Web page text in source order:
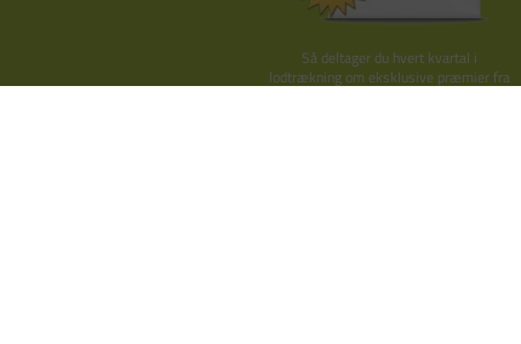
Så deltager du hvert kvartal i
lodtrækning om eksklusive præmier fra